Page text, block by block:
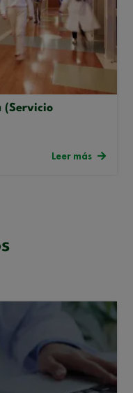
(Servicio
Leer más